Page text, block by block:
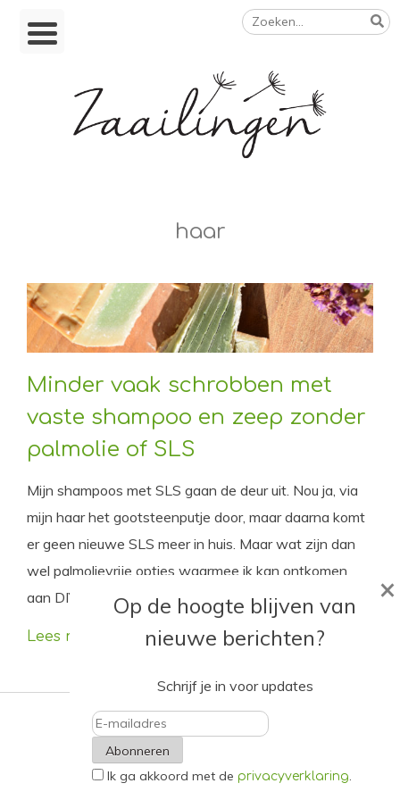
Skip
Zoeken
naar:
haar
Minder vaak schrobben met
vaste shampoo en zeep zonder
palmolie of SLS
Mijn shampoos met SLS gaan de deur uit. Nou ja, via
mijn haar het gootsteenputje door, maar daarna komt
er geen nieuwe SLS meer in huis. Maar wat zijn dan
wel palmolievrije opties waarmee ik kan ontkomen
aan DIY baksoda-en-appelazijn-taferelen?
Lees meer
Op de hoogte blijven van
nieuwe berichten?
Schrijf je in voor updates
E-
mailadres
Ik ga akkoord met de privacyverklaring.
×